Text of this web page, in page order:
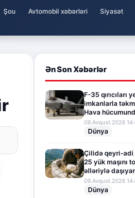
Şou Avtomobil xəbərləri Siyasət
Ən Son Xəbərlər
F-35 qırıcıları
imkanlarla
Hava
müdafiə sistemi
gücləndirilir
09.Avqust.2026
Dünya
Çilidə qeyri-adi
25 yük maşını
əlləriylə
tikdilər
09.Avqust.2026
Dünya